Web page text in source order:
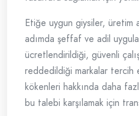
Etiğe uygun giysiler, üretim
adımda şeffaf ve adil
ücretlendirildiği, güvenli
reddedildiği markalar tercih
kökenleri hakkında daha
bu talebi karşılamak için